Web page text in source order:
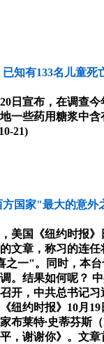
知有133名儿童死
日宣布，在调查今
一些药用糖浆中
21)
方国家"最大的意外
美国《纽约时报
文章，称习的连
之一"。同时，本
。结果如何呢？
开，中共总书记
纽约时报》10月
布莱特∙史蒂芬斯
，谢谢你》。文